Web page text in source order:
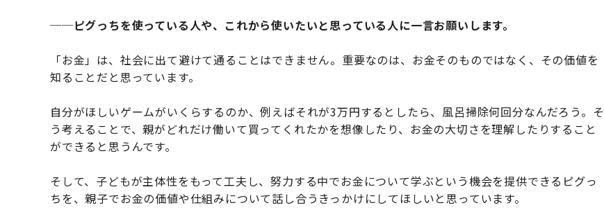
──ピグっちを使っている人や、これから使いたいと思っている人に一言お願いします。
「お金」は、社会に出て避けて通ることはできません。重要なのは、お金そのものではなく、その価値を
知ることだと思っています。
自分がほしいゲームがいくらするのか、例えばそれが3万円するとしたら、風呂掃除何回分なんだろう。そ
う考えることで、親がどれだけ働いて買ってくれたかを想像したり、お金の大切さを理解したりすること
ができると思うんです。
そして、子どもが主体性をもって工夫し、努力する中でお金について学ぶという機会を提供できるピグっ
ちを、親子でお金の価値や仕組みについて話し合うきっかけにしてほしいと思っています。